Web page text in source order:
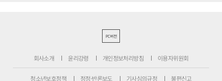
PC버전
회사소개 윤리강령 개인정보처리방침 이용자위원회
청소년보호정책 정정·반론보도 기사심의규정 불편신고